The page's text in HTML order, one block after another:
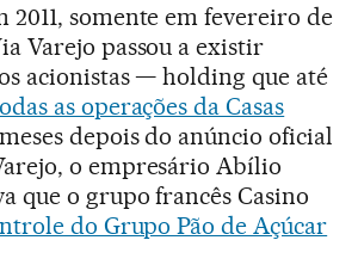
2011, somente em fevereiro de
Varejo passou a existir
acionistas — holding que até
as operações da Casas
depois do anúncio oficial
o empresário Abílio
que o grupo francês Casino
do Grupo Pão de Açúcar